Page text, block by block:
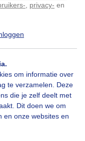
privacy- en
om informatie over
te verzamelen. Deze
die je zelf deelt met
Dit doen we om
en onze websites en